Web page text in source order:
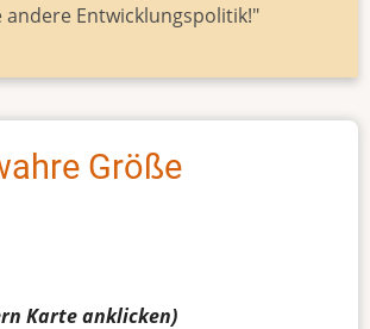
andere Entwicklungspolitik!"
Größe
Karteanklicken)